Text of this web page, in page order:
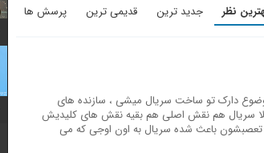
نظر جدید ترین قدیمی ترین پرسش ها
دارک تو ساخت سریال میشی ، سازنده های
و کلا سریال هم نقش اصلی هم بقیه نقش های کلیدیش
تعصبشون باعث شده سریال به اون اوجی که می